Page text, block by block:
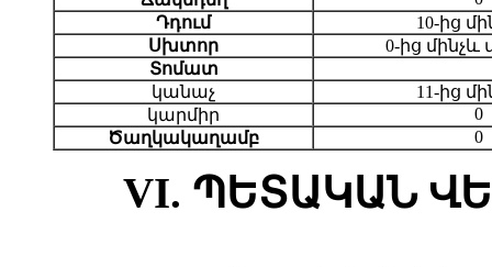
Դդում
10-ից
Սխտոր
0-ից մինչև
Տոմատ
կանաչ
11-ից
կարմիր
0
Ծաղկակաղամբ
0
VI. ՊԵՏԱԿԱՆ